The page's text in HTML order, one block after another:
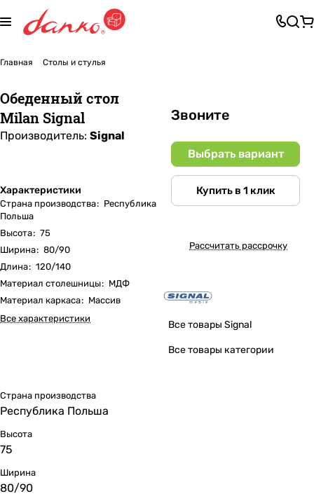
Главная Столы и стулья
Обеденный стол
Milan Signal
Производитель: Signal
Характеристики
Страна производства: Республика
Польша
Высота: 75
Ширина: 80/90
Длина: 120/140
Материал столешницы: МДФ
Материал каркаса: Массив
Все характеристики
Звоните
Выбрать вариант
Купить в 1 клик
Рассчитать рассрочку
Все товары Signal
Все товары категории
Страна производства
Республика Польша
Высота
75
Ширина
80/90